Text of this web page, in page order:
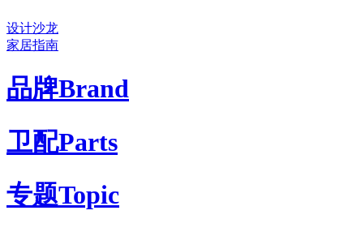
设计沙龙
家居指南
品牌Brand
卫配Parts
专题Topic